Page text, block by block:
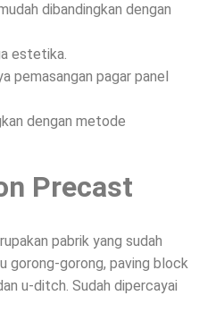
dibandingkan dengan
estetika.
pemasangan pagar panel
dengan metode
Precast
pabrik yang sudah
gorong-gorong, paving block
u-ditch. Sudah dipercayai